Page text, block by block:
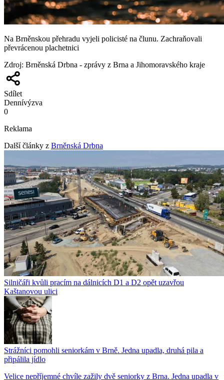
Na Brněnskou přehradu vyjeli policisté na člunu. Zachraňovali
převrácenou plachetnici
Zdroj: Brněnská Drbna - zprávy z Brna a Jihomoravského kraje
Sdílet
Dennívýzva
0
Reklama
Další články z Brněnská Drbna
Silničáři kvůli pracím na dálnicích D1 a D2 opět uzavřou
Kaštanovou ulici
Strážníci pomohli seniorkám v Brně. Jedna upadla, druhá pila a
připálila jídlo
Velice nepříjemné chvíle zažily dvě seniorky z Brna. Jedna upadla v